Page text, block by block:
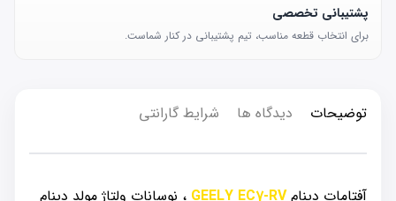
پشتیبانی تخصصی
برای انتخاب قطعه مناسب، تیم پشتیبانی در کنار شماست.
توضیحات دیدگاه ها شرایط گارانتی
آفتامات دینامGEELY EC7-RV ، نوسانات ولتاژ مولد دینام